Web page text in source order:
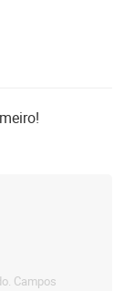
Campos